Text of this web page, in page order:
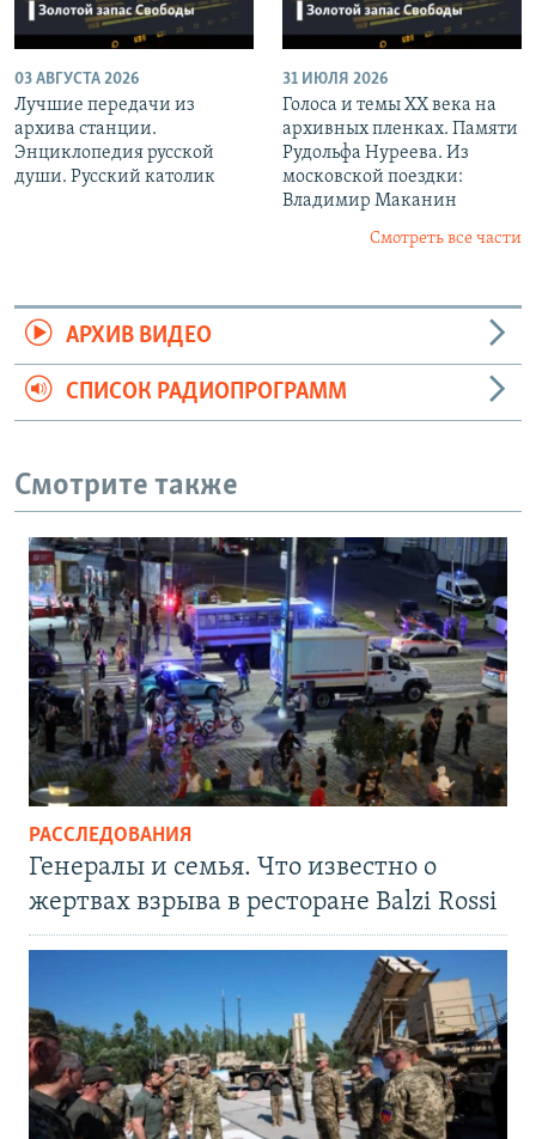
03 АВГУСТА 2026
Лучшие передачи из
архива станции.
Энциклопедия русской
души. Русский католик
31 ИЮЛЯ 2026
Голоса и темы XX века на
архивных пленках. Памяти
Рудольфа Нуреева. Из
московской поездки:
Владимир Маканин
Смотреть все части
АРХИВ ВИДЕО
СПИСОК РАДИОПРОГРАММ
Смотрите также
РАССЛЕДОВАНИЯ
Генералы и семья. Что известно о
жертвах взрыва в ресторане Balzi Rossi